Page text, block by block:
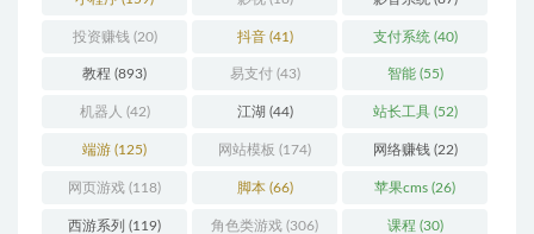
投资赚钱 (20) 抖音(41) 支付系统 (40)
教程 (893) 易支付(43) 智能(55)
机器人 (42) 江湖 (44) 站长工具(52)
端游 (125) 网站模板 (174) 网络赚钱(22)
网页游戏 (118) 脚本(66) 苹果cms (26)
西游系列 (119) 角色类游戏 (306) 课程 (30)